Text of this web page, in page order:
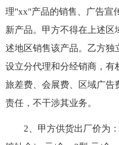
理"xx"产品的销售、广告宣
新产品。甲方不得在上述区
述地区销售该产品。乙方独
设立分代理和分经销商，有
旅差费、会展费、区域广告
责任，不干涉其业务。
2、甲方供货出厂价为：